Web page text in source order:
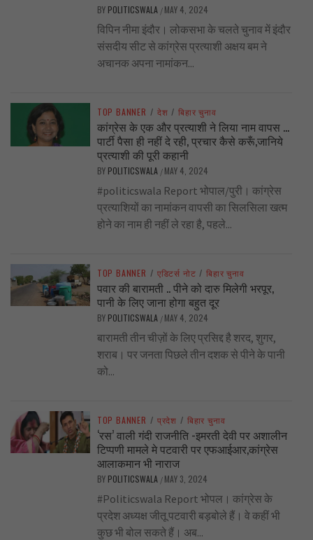
BY POLITICSWALA / MAY 4, 2024
विपिन नीमा इंदौर। लोकसभा के चलते चुनाव में इंदौर
संसदीय सीट से कांग्रेस प्रत्याशी अक्षय बम ने
अचानक अपना नामांकन...
TOP BANNER / देश / बिहार चुनाव
कांग्रेस के एक और प्रत्याशी ने लिया नाम वापस …
पार्टी पैसा ही नहीं दे रही, प्रचार कैसे करूँ,जानिये
प्रत्याशी की पूरी कहानी
BY POLITICSWALA / MAY 4, 2024
#politicswala Report भोपाल/पुरी। कांग्रेस
प्रत्याशियों का नामांकन वापसी का सिलसिला खत्म
होने का नाम ही नहीं ले रहा है, पहले...
TOP BANNER / एडिटर्स नोट / बिहार चुनाव
पवार की बारामती .. पीने को दारु मिलेगी भरपूर,
पानी के लिए जाना होगा बहुत दूर
BY POLITICSWALA / MAY 4, 2024
बारामती तीन चीज़ों के लिए प्रसिद्द है शरद, शुगर,
शराब। पर जनता पिछले तीन दशक से पीने के पानी
को...
TOP BANNER / प्रदेश / बिहार चुनाव
‘रस’ वाली गंदी राजनीति -इमरती देवी पर अशालीन
टिप्पणी मामले मे पटवारी पर एफआईआर,कांग्रेस
आलाकमान भी नाराज
BY POLITICSWALA / MAY 3, 2024
#Politicswala Report भोपल। कांग्रेस के
प्रदेश अध्यक्ष जीतू पटवारी बड़बोले हैं। वे कहीं भी
कुछ भी बोल सकते हैं। अब...